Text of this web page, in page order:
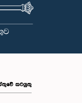
කටයුතු